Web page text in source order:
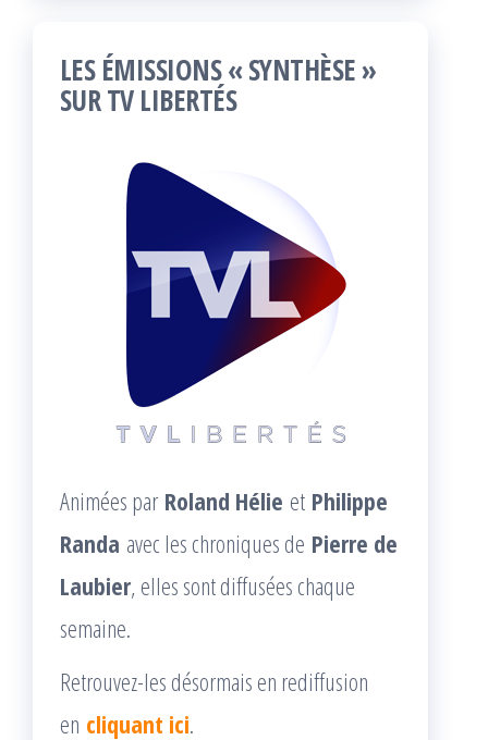
LES ÉMISSIONS « SYNTHÈSE »
SUR TV LIBERTÉS
Animées par Roland Hélie et Philippe
Randa avec les chroniques de Pierre de
Laubier, elles sont diffusées chaque
semaine.
Retrouvez-les désormais en rediffusion
en cliquant ici.